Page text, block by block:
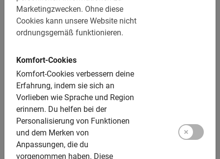
Marketingzwecken. Ohne diese
Cookies kann unsere Website nicht
ordnungsgemäß funktionieren.
Komfort-Cookies
Komfort-Cookies verbessern deine
Erfahrung, indem sie sich an
Vorlieben wie Sprache und Region
erinnern. Du helfen bei der
Personalisierung von Funktionen
und dem Merken von
Anpassungen, die du
vorgenommen haben. Diese
Englischsprachiger Guide
Ein tolles Erlebnis!
Extras:
E-Bikes: inklusive
Kinder-E-Bikes: verfügbar, 24 Zoll
Kindersitze: verfügbar, vorne oder hinten, 12 €
Aufpreis
Kinderanhänger: verfügbar, 20 € Aufpreis